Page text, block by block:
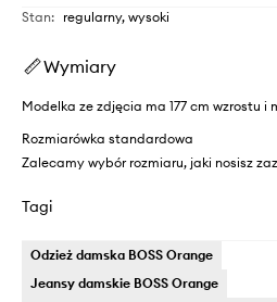
Stan: regularny, wysoki
Wymiary
Modelka ze zdjęcia ma 177 cm wzrostu i
Rozmiarówka standardowa
Zalecamy wybór rozmiaru, jaki nosisz
Tagi
Odzież damska BOSS Orange
Jeansy damskie BOSS Orange